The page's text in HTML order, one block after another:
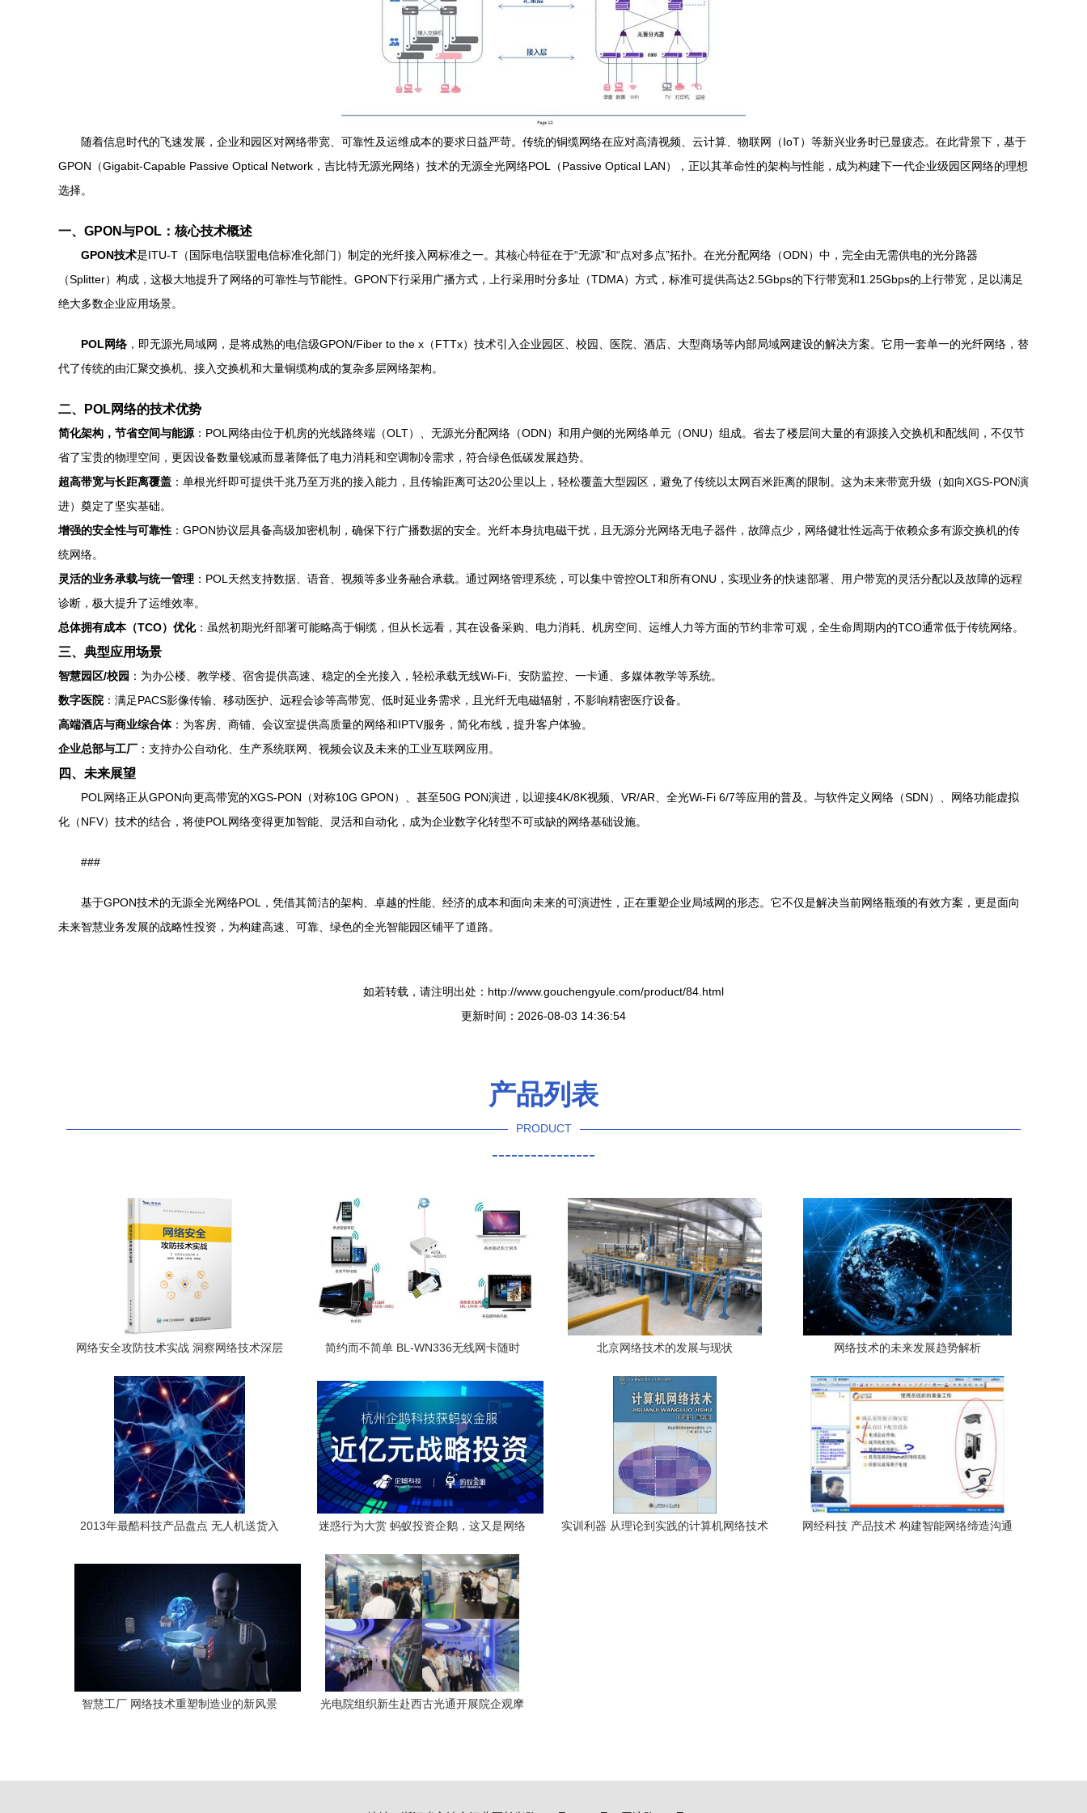
随着信息时代的飞速发展，企业和园区对网络带宽、可靠性及运维成本的要求日益严苛。传统的铜缆网络在应对高清视频、云计算、物联网（IoT）等新兴业务时已显疲态。在此背景下，基于
GPON（Gigabit-Capable Passive Optical Network，吉比特无源光网络）技术的无源全光网络POL（Passive Optical LAN），正以其革命性的架构与性能，成为构建下一代企业级园区网络的理想
选择。
一、GPON与POL：核心技术概述
GPON技术是ITU-T（国际电信联盟电信标准化部门）制定的光纤接入网标准之一。其核心特征在于“无源”和“点对多点”拓扑。在光分配网络（ODN）中，完全由无需供电的光分路器
（Splitter）构成，这极大地提升了网络的可靠性与节能性。GPON下行采用广播方式，上行采用时分多址（TDMA）方式，标准可提供高达2.5Gbps的下行带宽和1.25Gbps的上行带宽，足以满足
绝大多数企业应用场景。
POL网络 ，即无源光局域网，是将成熟的电信级GPON/Fiber to the x（FTTx）技术引入企业园区、校园、医院、酒店、大型商场等内部局域网建设的解决方案。它用一套单一的光纤网络，替
代了传统的由汇聚交换机、接入交换机和大量铜缆构成的复杂多层网络架构。
二、POL网络的技术优势
简化架构，节省空间与能源 ：POL网络由位于机房的光线路终端（OLT）、无源光分配网络（ODN）和用户侧的光网络单元（ONU）组成。省去了楼层间大量的有源接入交换机和配线间，不仅节
省了宝贵的物理空间，更因设备数量锐减而显著降低了电力消耗和空调制冷需求，符合绿色低碳发展趋势。
超高带宽与长距离覆盖 ：单根光纤即可提供千兆乃至万兆的接入能力，且传输距离可达20公里以上，轻松覆盖大型园区，避免了传统以太网百米距离的限制。这为未来带宽升级（如向XGS-PON演
进）奠定了坚实基础。
增强的安全性与可靠性 ：GPON协议层具备高级加密机制，确保下行广播数据的安全。光纤本身抗电磁干扰，且无源分光网络无电子器件，故障点少，网络健壮性远高于依赖众多有源交换机的传
统网络。
灵活的业务承载与统一管理 ：POL天然支持数据、语音、视频等多业务融合承载。通过网络管理系统，可以集中管控OLT和所有ONU，实现业务的快速部署、用户带宽的灵活分配以及故障的远程
诊断，极大提升了运维效率。
总体拥有成本（TCO）优化：虽然初期光纤部署可能略高于铜缆，但从长远看，其在设备采购、电力消耗、机房空间、运维人力等方面的节约非常可观，全生命周期内的TCO通常低于传统网络。
三、典型应用场景
智慧园区/校园 ：为办公楼、教学楼、宿舍提供高速、稳定的全光接入，轻松承载无线Wi-Fi、安防监控、一卡通、多媒体教学等系统。
数字医院：满足PACS影像传输、移动医护、远程会诊等高带宽、低时延业务需求，且光纤无电磁辐射，不影响精密医疗设备。
高端酒店与商业综合体：为客房、商铺、会议室提供高质量的网络和IPTV服务，简化布线，提升客户体验。
企业总部与工厂 ：支持办公自动化、生产系统联网、视频会议及未来的工业互联网应用。
四、未来展望
POL网络正从GPON向更高带宽的XGS-PON（对称10G GPON）、甚至50G PON演进，以迎接4K/8K视频、VR/AR、全光Wi-Fi 6/7等应用的普及。与软件定义网络（SDN）、网络功能虚拟
化（NFV）技术的结合，将使POL网络变得更加智能、灵活和自动化，成为企业数字化转型不可或缺的网络基础设施。
###
基于GPON技术的无源全光网络POL，凭借其简洁的架构、卓越的性能、经济的成本和面向未来的可演进性，正在重塑企业局域网的形态。它不仅是解决当前网络瓶颈的有效方案，更是面向
未来智慧业务发展的战略性投资，为构建高速、可靠、绿色的全光智能园区铺平了道路。
如若转载，请注明出处：http://www.gouchengyule.com/product/84.html
更新时间：2026-08-03 14:36:54
产品列表
PRODUCT
----------------
网络安全攻防技术实战 洞察网络技术深层
简约而不简单 BL-WN336无线网卡随时
北京网络技术的发展与现状 网络技术的未来发展趋势解析
2013年最酷科技产品盘点 无人机送货入
迷惑行为大赏 蚂蚁投资企鹅，这又是网络
实训利器 从理论到实践的计算机网络技术
网经科技 产品技术 构建智能网络缔造沟通
智慧工厂 网络技术重塑制造业的新风景
光电院组织新生赴西古光通开展院企观摩